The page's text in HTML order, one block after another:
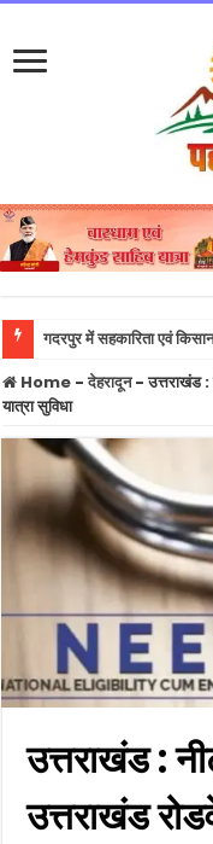
केतन लाल हत्याका
Home - देहरादून- उत्तराखंड :
यात्रा सुविधा
उत्तराखंड :
उत्तराखंड